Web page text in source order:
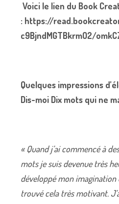
Voici le lien du Book
: https://
c9BjndMGTBkrmO2/
Quelques impressions
Dis-moi Dix mots qui ne
« Quand j’ai commencé à
mots je suis devenue très
développé mon imagination
trouvé cela très motivant.